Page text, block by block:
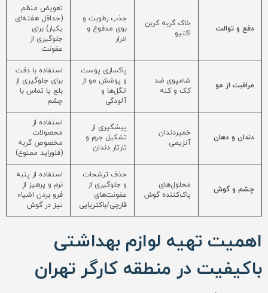
دفع و توالت
خاک گربه کربن
اکتیو
جذب رطوبت و
بوی مدفوع و
ادرار
تعویض منظم
(حداقل هفته‌ای
یکبار) برای
جلوگیری از
عفونت
مراقبت از مو
شامپوی ضد
کک و کنه
پاکسازی پوست
و پوشش مو از
انگل‌ها و
آلودگی
استفاده با دقت
برای جلوگیری از
بلع یا تماس با
چشم
دندان و دهان
خمیردندان
آنزیمی
پیشگیری از
تشکیل جرم و
تارتار دندان
استفاده از
محصولات
مخصوص گربه
(فلوراید ممنوع)
چشم و گوش
محلول‌های
پاک‌کننده گوش
حذف ترشحات
و جلوگیری از
عفونت‌های
قارچی/باکتریایی
استفاده از پنبه
نرم و پرهیز از
فرو بردن اشیاء
تیز در گوش
اهمیت تهیه لوازم بهداشتی
باکیفیت در منطقه کارگر تهران